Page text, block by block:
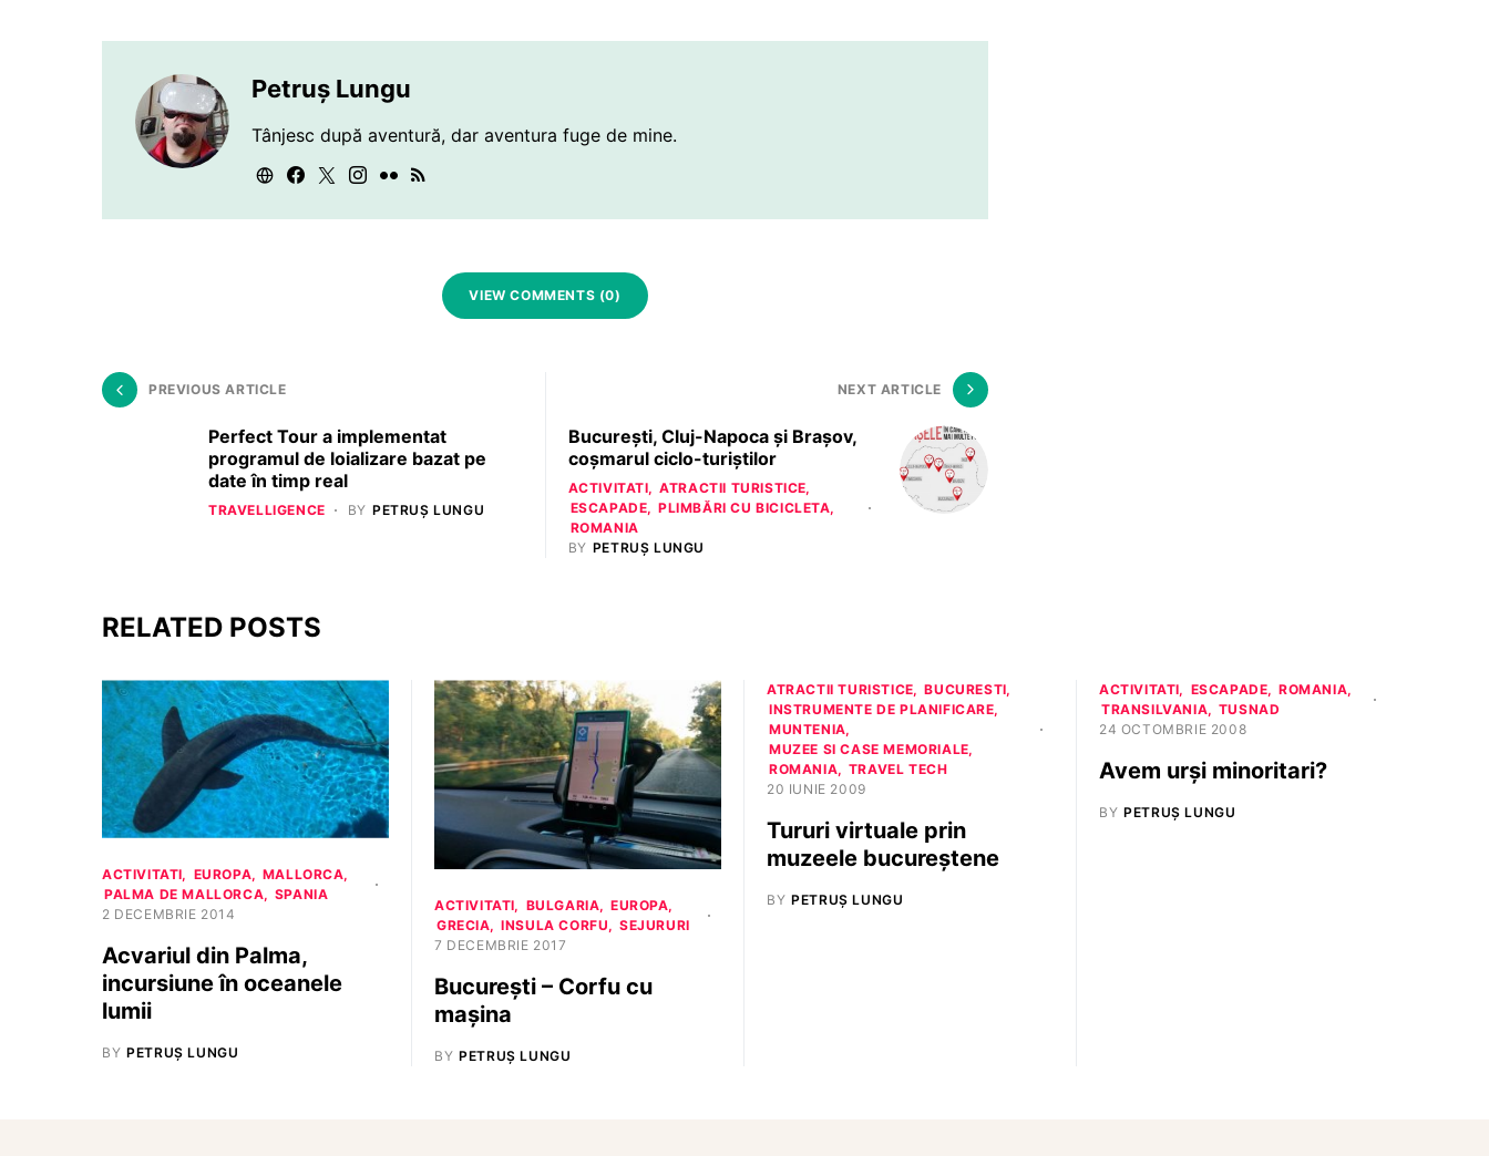
Petruș Lungu
Tânjesc după aventură, dar aventura fuge de mine.
VIEW COMMENTS (0)
PREVIOUS ARTICLE
Perfect Tour a implementat
programul de loializare bazat pe
date în timp real
TRAVELLIGENCE BY PETRUȘ LUNGU
NEXT ARTICLE
București, Cluj-Napoca și Brașov,
coșmarul ciclo-turiștilor
ACTIVITATI
ATRACTII TURISTICE
ESCAPADE
PLIMBĂRI CU BICICLETA
ROMANIA
BY PETRUȘ LUNGU
RELATED POSTS
ACTIVITATI EUROPA
MALLORCA
PALMA DE MALLORCA
SPANIA
2 DECEMBRIE 2014
Acvariul din Palma,
incursiune în oceanele
lumii
BY PETRUȘ LUNGU
ACTIVITATI BULGARIA
EUROPA
GRECIA
INSULA CORFU
SEJURURI
7 DECEMBRIE 2017
București – Corfu cu
mașina
BY PETRUȘ LUNGU
ATRACTII TURISTICE
BUCURESTI
INSTRUMENTE DE PLANIFICARE
MUNTENIA
MUZEE SI CASE MEMORIALE
ROMANIA
TRAVEL TECH
20 IUNIE 2009
Tururi virtuale prin
muzeele bucureştene
BY PETRUȘ LUNGU
ACTIVITATI ESCAPADE
ROMANIA
TRANSILVANIA
TUSNAD
24 OCTOMBRIE 2008
Avem urşi minoritari?
BY PETRUȘ LUNGU